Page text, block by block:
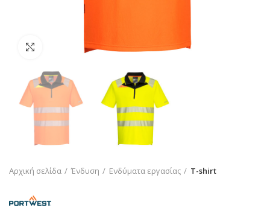
Click to enlarge
Αρχική σελίδα Ένδυση Ενδύματα εργασίας T-shirt